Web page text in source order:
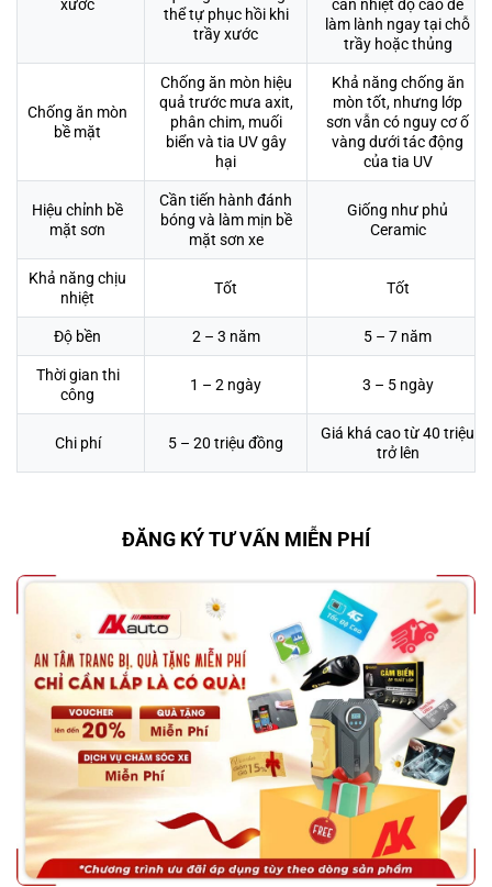
xước
thể tự phục hồi khi
trầy xước
cần nhiệt độ cao để
làm lành ngay tại chỗ
trầy hoặc thủng
Chống ăn mòn
bề mặt
Chống ăn mòn hiệu
quả trước mưa axit,
phân chim, muối
biển và tia UV gây
hại
Khả năng chống ăn
mòn tốt, nhưng lớp
sơn vẫn có nguy cơ ố
vàng dưới tác động
của tia UV
Hiệu chỉnh bề
mặt sơn
Cần tiến hành đánh
bóng và làm mịn bề
mặt sơn xe
Giống như phủ
Ceramic
Khả năng chịu
nhiệt
Tốt Tốt
Độ bền 2 – 3 năm 5 – 7 năm
Thời gian thi
công
1 – 2 ngày 3 – 5 ngày
Chi phí 5 – 20 triệu đồng
Giá khá cao từ 40 triệu
trở lên
ĐĂNG KÝ TƯ VẤN MIỄN PHÍ